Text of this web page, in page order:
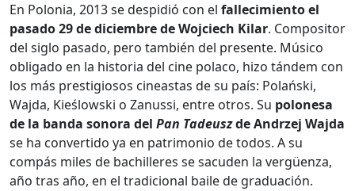
En Polonia, 2013 se despidió con el fallecimiento el
pasado 29 de diciembre de Wojciech Kilar. Compositor
del siglo pasado, pero también del presente. Músico
obligado en la historia del cine polaco, hizo tándem con
los más prestigiosos cineastas de su país: Polański,
Wajda, Kieślowski o Zanussi, entre otros. Su polonesa
de la banda sonora del Pan Tadeuszde Andrzej Wajda
se ha convertido ya en patrimonio de todos. A su
compás miles de bachilleres se sacuden la vergüenza,
año tras año, en el tradicional baile de graduación.